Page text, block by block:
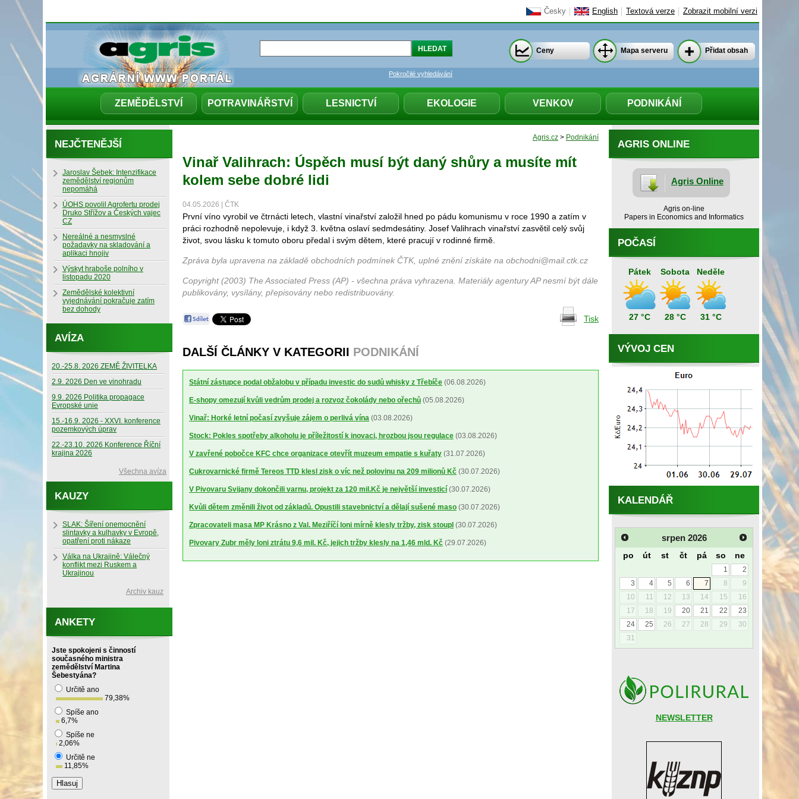
Česky English Textová verze Zobrazit mobilní verzi
ZEMĚDĚLSTVÍ POTRAVINÁŘSTVÍ LESNICTVÍ EKOLOGIE VENKOV PODNIKÁNÍ
Pokročilé vyhledávání
Ceny Mapa serveru Přidat obsah
Agris.cz > Podnikání
Vinař Valihrach: Úspěch musí být daný shůry a musíte mít
kolem sebe dobré lidi
04.05.2026 | ČTK
První víno vyrobil ve čtrnácti letech, vlastní vinařství založil hned po pádu komunismu v roce 1990 a zatím v
práci rozhodně nepolevuje, i když 3. května oslaví sedmdesátiny. Josef Valihrach vinařství zasvětil celý svůj
život, svou lásku k tomuto oboru předal i svým dětem, které pracují v rodinné firmě.
Zpráva byla upravena na základě obchodních podmínek ČTK, uplné znění získáte na obchodni@mail.ctk.cz
Copyright (2003) The Associated Press (AP) - všechna práva vyhrazena. Materiály agentury AP nesmí být dále
publikovány, vysílány, přepisovány nebo redistribuovány.
Tisk
DALŠÍ ČLÁNKY V KATEGORII PODNIKÁNÍ
Státní zástupce podal obžalobu v případu investic do sudů whisky z Třebíče (06.08.2026)
E-shopy omezují kvůli vedrům prodej a rozvoz čokolády nebo ořechů (05.08.2026)
Vinař: Horké letní počasí zvyšuje zájem o perlivá vína (03.08.2026)
Stock: Pokles spotřeby alkoholu je příležitostí k inovaci, hrozbou jsou regulace (03.08.2026)
V zavřené pobočce KFC chce organizace otevřít muzeum empatie s kuřaty (31.07.2026)
Cukrovarnické firmě Tereos TTD klesl zisk o víc než polovinu na 209 milionů Kč (30.07.2026)
V Pivovaru Svijany dokončili varnu, projekt za 120 mil.Kč je největší investicí (30.07.2026)
Kvůli dětem změnili život od základů. Opustili stavebnictví a dělají sušené maso (30.07.2026)
Zpracovateli masa MP Krásno z Val. Meziříčí loni mírně klesly tržby, zisk stoupl (30.07.2026)
Pivovary Zubr měly loni ztrátu 9,6 mil. Kč, jejich tržby klesly na 1,46 mld. Kč (29.07.2026)
AGRIS ONLINE
Agris Online
Agris on-line
Papers in Economics and Informatics
POČASÍ
Pátek
27 °C
Sobota
28 °C
Neděle
31 °C
VÝVOJ CEN
KALENDÁŘ
srpen 2026
po út st čt pá so ne
1
2
3
4 5 6 7 8
9
10
11 12 13 14 15
16
17
18 19 20 21 22
23
24
25 26 27 28 29
30
31
NEWSLETTER
NEJČTENĚJŠÍ
Jaroslav Šebek: Intenzifikace
zemědělství regionům
nepomáhá
ÚOHS povolil Agrofertu prodej
Druko Střížov a Českých vajec
CZ
Nereálné a nesmyslné
požadavky na skladování a
aplikaci hnojiv
Výskyt hraboše polního v
listopadu 2020
Zemědělské kolektivní
vyjednávání pokračuje zatím
bez dohody
AVÍZA
20.-25.8. 2026 ZEMĚ ŽIVITELKA
2.9. 2026 Den ve vinohradu
9.9. 2026 Politika propagace
Evropské unie
15.-16.9. 2026 - XXVI. konference
pozemkových úprav
22.-23.10. 2026 Konference Říční
krajina 2026
Všechna avíza
KAUZY
SLAK: Šíření onemocnění
slintavky a kulhavky v Evropě,
opatření proti nákaze
Válka na Ukrajině: Válečný
konflikt mezi Ruskem a
Ukrajinou
Archiv kauz
ANKETY
Jste spokojeni s činností
současného ministra
zemědělství Martina
Šebestyána?
Určitě ano
79,38%
Spíše ano
6,7%
Spíše ne
2,06%
Určitě ne
11,85%